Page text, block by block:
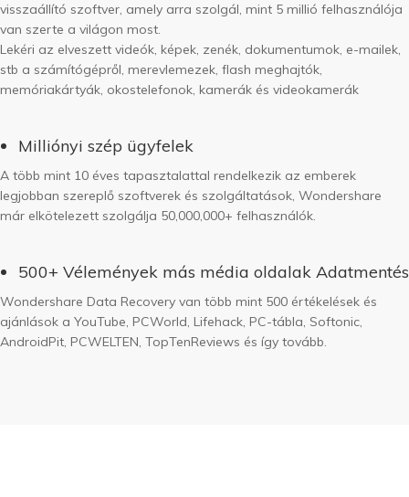
visszaállító szoftver, amely arra szolgál, mint 5 millió felhasználója
van szerte a világon most.
Lekéri az elveszett videók, képek, zenék, dokumentumok, e-mailek,
stb a számítógépről, merevlemezek, flash meghajtók,
memóriakártyák, okostelefonok, kamerák és videokamerák
Milliónyi szép ügyfelek
A több mint 10 éves tapasztalattal rendelkezik az emberek
legjobban szereplő szoftverek és szolgáltatások, Wondershare
már elkötelezett szolgálja 50,000,000+ felhasználók.
500+ Vélemények más média oldalak Adatmentés
Wondershare Data Recovery van több mint 500 értékelések és
ajánlások a YouTube, PCWorld, Lifehack, PC-tábla, Softonic,
AndroidPit, PCWELTEN, TopTenReviews és így tovább.